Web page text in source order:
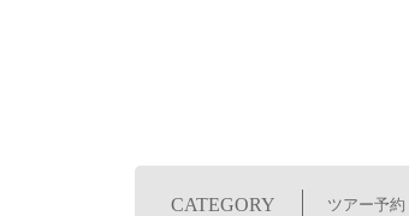
CATEGORY ツアー予約